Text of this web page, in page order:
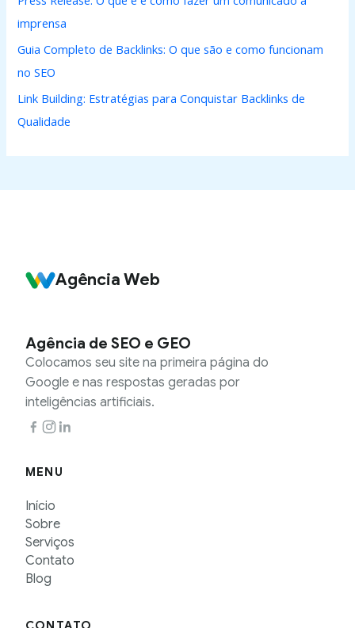
imprensa
Guia Completo de Backlinks: O que são e como funcionam
no SEO
Link Building: Estratégias para Conquistar Backlinks de
Qualidade
Agência Web
Agência de SEO e GEO
Colocamos seu site na primeira página do
Google e nas respostas geradas por
inteligências artificiais.
MENU
Início
Sobre
Serviços
Contato
Blog